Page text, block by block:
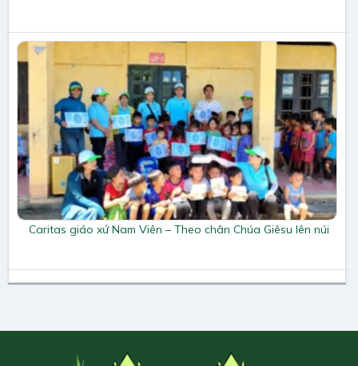
Caritas giáo xứ Nam Viên – Theo chân Chúa Giêsu lên núi